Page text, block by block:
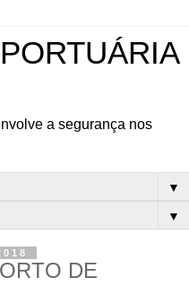
a segurança nos
▼
▼
DE